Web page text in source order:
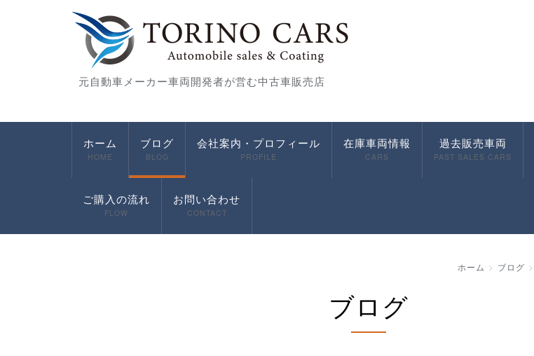
元自動車メーカー車両開発者が営む中古車販売店
ホーム
HOME
ブログ
BLOG
会社案内・プロフィール
PROFILE
在庫車両情報
CARS
過去販売車両
PAST SALES CARS
ご購入の流れ
FLOW
お問い合わせ
CONTACT
ホーム ブログ
ブログ